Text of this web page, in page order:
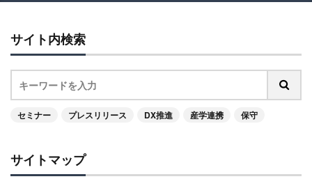
サイト内検索
セミナー プレスリリース DX推進 産学連携 保守
サイトマップ